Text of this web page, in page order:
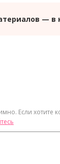
— в
Если